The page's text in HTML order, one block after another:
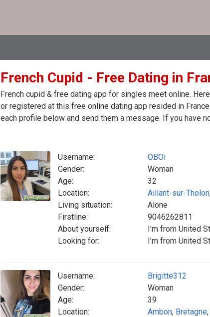
French Cupid - Free Dating in
French cupid & free dating app for singles meet online.
or registered at this free online dating app resided in
each profile below and send them a message. If you have
Username:
OBOi
Gender:
Woman
Age:
32
Location:
Aillant-sur-Tholon
Living situation:
Alone
Firstline:
9046262811
About yourself:
I'm from United
Looking for:
I'm from United
Username:
Brigitte312
Gender:
Woman
Age:
39
Location:
Ambon, Bretagne,